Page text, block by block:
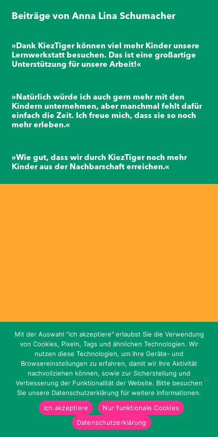
Beiträge von Anna Lina Schumacher
»Dank KiezTiger können viel mehr Kinder unsere
Lernwerkstatt besuchen. Das ist eine großartige
Unterstützung für unsere Arbeit!«
»Natürlich würde ich auch gern mehr mit den
Kindern unternehmen, aber manchmal fehlt dafür
einfach die Zeit. Ich freue mich, dass sie so noch
mehr erleben.«
»Wie gut, dass wir durch KiezTiger noch mehr
Kinder aus der Nachbarschaft erreichen.«
Mit der Auswahl "ich akzeptiere" erlaubst Sie die Verwendung
von Cookies, Pixeln, Tags und ähnlichen Technologien. Wir
nutzen diese Technologien, um Ihre Geräte- und
Browsereinstellungen zu erfahren, damit wir Ihre Aktivität
nachvollziehen können, sowie zur Sicherstellung und
Verbesserung der Funktionalität der Website. Bitte besuchen
Sie unsere Datenschutzerklärung für weitere Informationen.
Ich akzeptiere
Nur funktionale Cookies
Datenschutzerklärung